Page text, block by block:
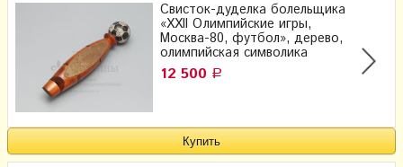
Свисток-дуделка болельщика
«XXII Олимпийские игры,
Москва-80, футбол», дерево,
олимпийская символика
12 500 Р